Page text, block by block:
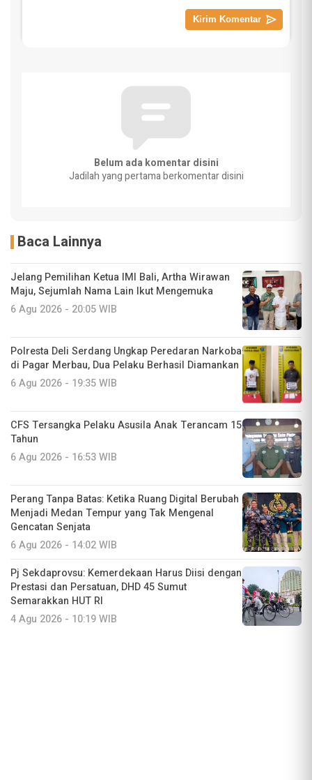
Belum ada komentar disini
Jadilah yang pertama berkomentar disini
Baca Lainnya
Jelang Pemilihan Ketua IMI Bali, Artha Wirawan
Maju, Sejumlah Nama Lain Ikut Mengemuka
6 Agu 2026 - 20:05 WIB
Polresta Deli Serdang Ungkap Peredaran Narkoba
di Pagar Merbau, Dua Pelaku Berhasil Diamankan
6 Agu 2026 - 19:35 WIB
CFS Tersangka Pelaku Asusila Anak Terancam 15
Tahun
6 Agu 2026 - 16:53 WIB
Perang Tanpa Batas: Ketika Ruang Digital Berubah
Menjadi Medan Tempur yang Tak Mengenal
Gencatan Senjata
6 Agu 2026 - 14:02 WIB
Pj Sekdaprovsu: Kemerdekaan Harus Diisi dengan
Prestasi dan Persatuan, DHD 45 Sumut
Semarakkan HUT RI
4 Agu 2026 - 10:19 WIB